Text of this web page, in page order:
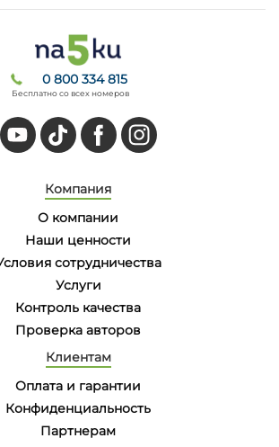
0 800 334 815
Бесплатно со всех номеров
Компания
О компании
Наши ценности
сотрудничества
Услуги
Контроль качества
Проверка авторов
Клиентам
Оплата и гарантии
Конфиденциальность
Партнерам